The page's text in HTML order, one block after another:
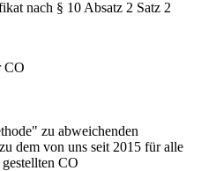
nach § 10 Absatz 2 Satz 2
CO
zu abweichenden
dem von uns seit 2015 für alle
CO